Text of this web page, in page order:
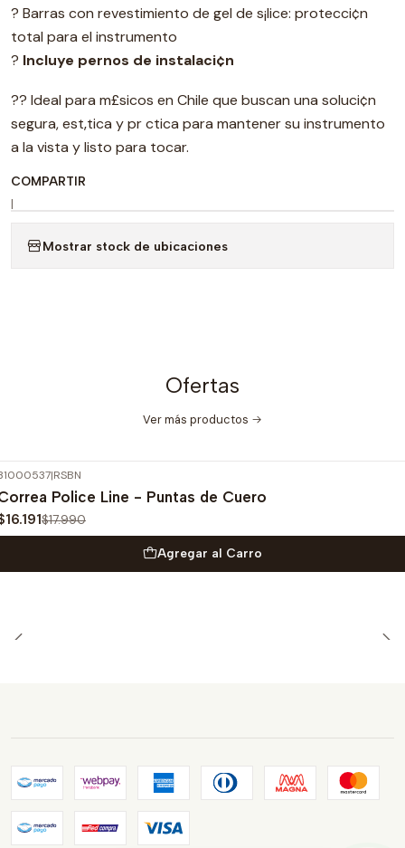
? Barras con revestimiento de gel de s¡lice: protecci¢n
total para el instrumento
? Incluye pernos de instalaci¢n
?? Ideal para m£sicos en Chile que buscan una soluci¢n
segura, est‚tica y pr ctica para mantener su instrumento
a la vista y listo para tocar.
COMPARTIR
|
Mostrar stock de ubicaciones
Ofertas
Ver más productos
OFF
|RSBN
Police Line - Puntas de Cuero
$17.990
Agregar al Carro